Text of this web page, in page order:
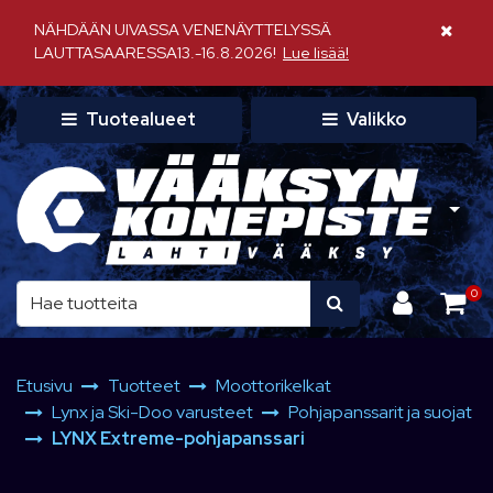
NÄHDÄÄN UIVASSA VENENÄYTTELYSSÄ
LAUTTASAARESSA13.-16.8.2026! Lue lisää!
Sulje
Tuotealueet Valikko
0
Etusivu Tuotteet
Moottorikelkat
Lynx ja Ski-Doo varusteet
Pohjapanssarit ja suojat
LYNX Extreme-pohjapanssari